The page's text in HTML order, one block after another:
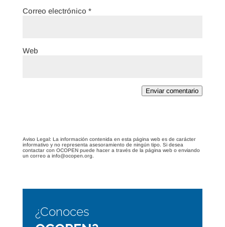
Correo electrónico *
Web
Enviar comentario
Aviso Legal: La información contenida en esta página web es de carácter
informativo y no representa asesoramiento de ningún tipo. Si desea
contactar con OCOPEN puede hacer a través de la página web o enviando
un correo a info@ocopen.org.
¿Conoces